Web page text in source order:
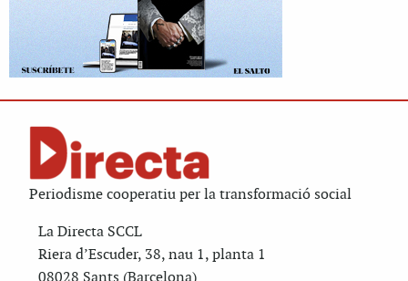
Periodisme cooperatiu per la transformació social
La Directa SCCL
Riera d’Escuder, 38, nau 1, planta 1
08028 Sants (Barcelona)